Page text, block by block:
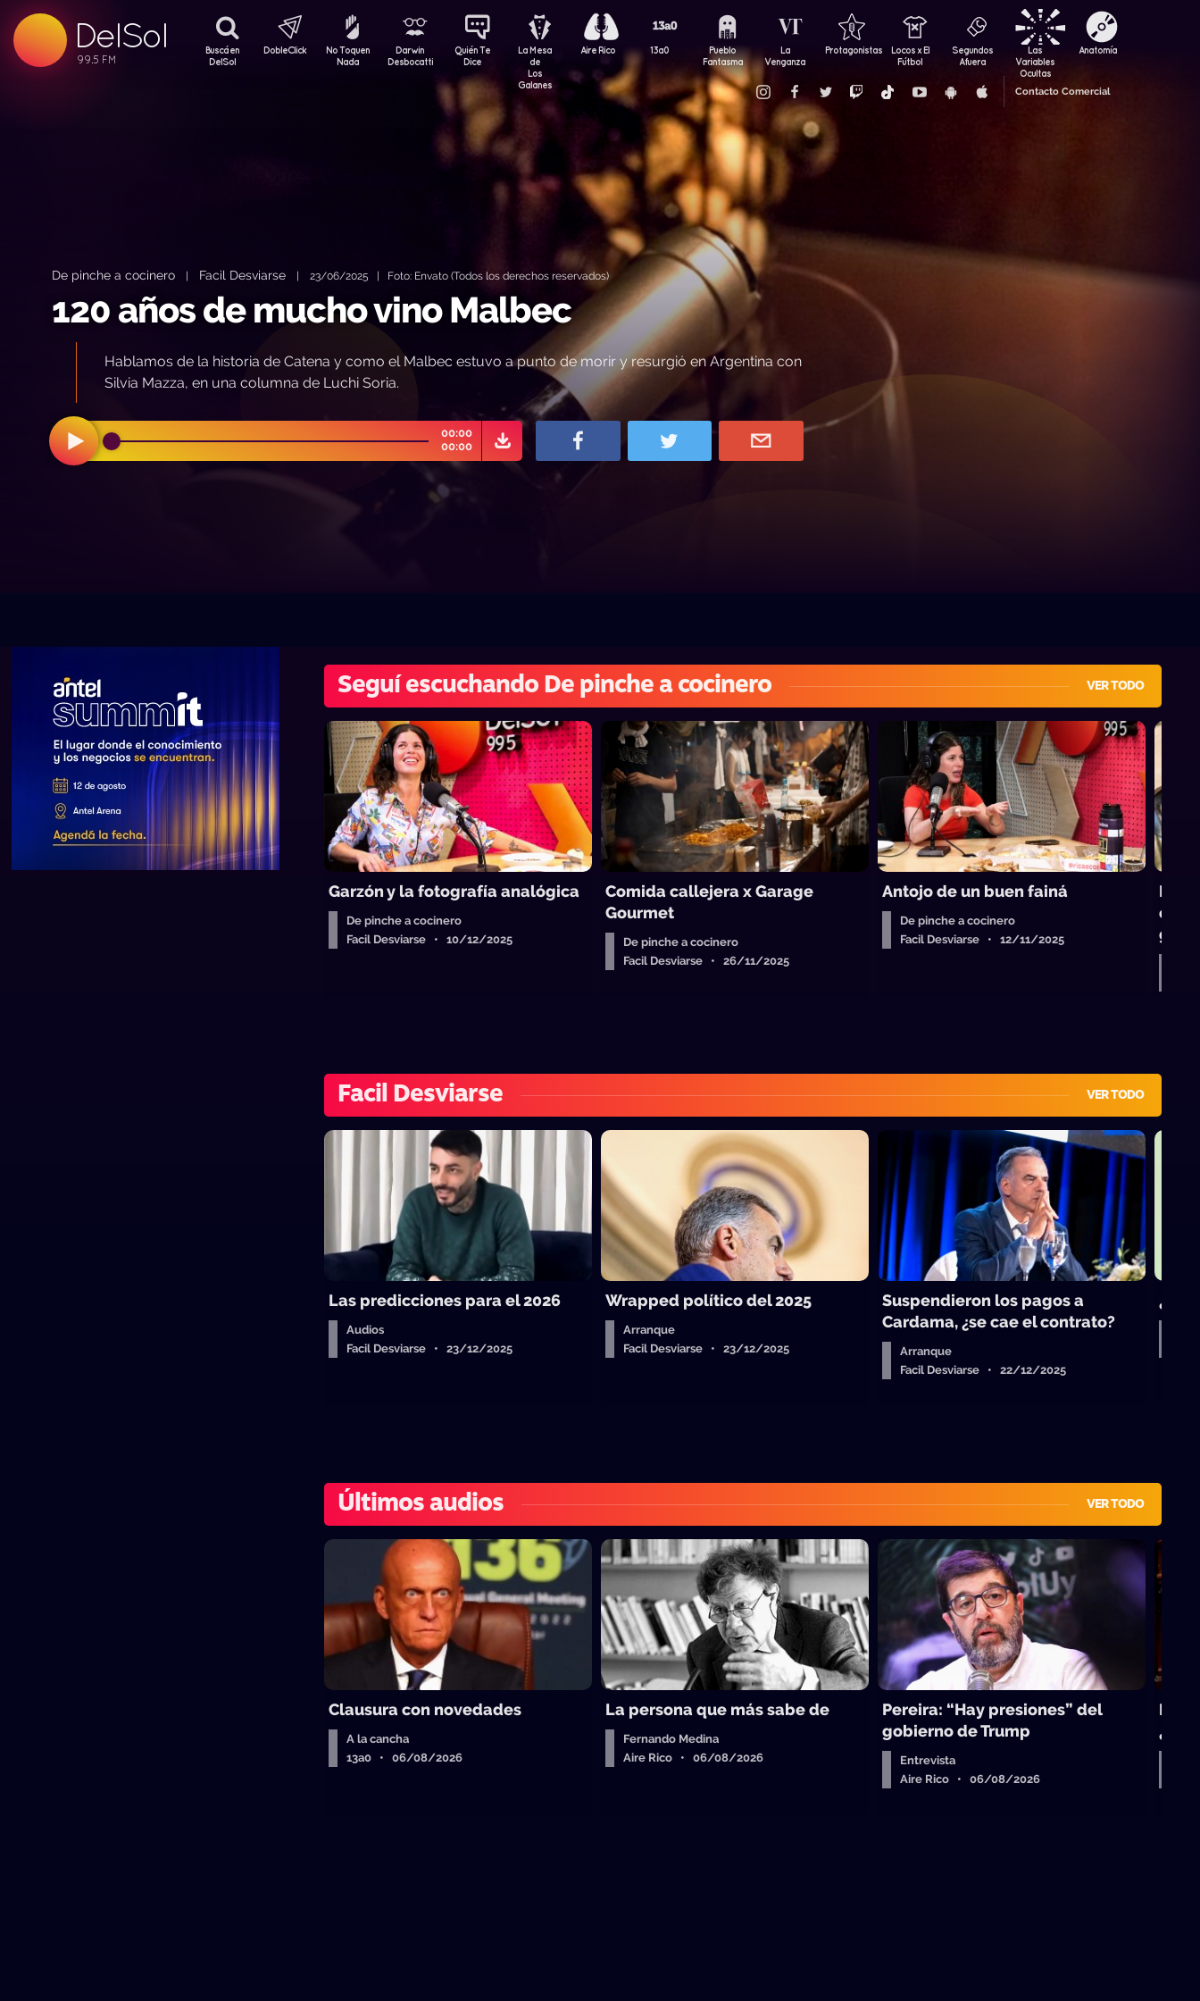
DelSol
99.5 FM
Buscá en
DelSol
DobleClick
No Toquen
Nada
Darwin
Desbocatti
Quién Te
Dice
La Mesa
de
Los
Galanes
Aire Rico 13a0
Pueblo
Fantasma
La
Venganza
Protagonistas
Locos x El
Fútbol
Segundos
Afuera
Las
Variables
Ocultas
Anatomía
Contacto Comercial
De pinche a cocinero| Facil Desviarse | 23/06/2025 | Foto: Envato (Todos los derechos reservados)
120 años de mucho vino Malbec
Hablamos de la historia de Catena y como el Malbec estuvo a punto de morir y resurgió en Argentina con
Silvia Mazza, en una columna de Luchi Soria.
00:00
00:00
Seguí escuchando De pinche a cocinero VER TODO
Garzón y la fotografía analógica
De pinche a cocinero
Facil Desviarse • 10/12/2025
Comida callejera x Garage
Gourmet
De pinche a cocinero
Facil Desviarse • 26/11/2025
Antojo de un buen fainá
De pinche a cocinero
Facil Desviarse • 12/11/2025
La
Facil Desviarse VER TODO
Las predicciones para el 2026
Audios
Facil Desviarse • 23/12/2025
Wrapped político del 2025
Arranque
Facil Desviarse • 23/12/2025
Suspendieron los pagos a
Cardama, ¿se cae el contrato?
Arranque
Facil Desviarse • 22/12/2025
Últimos audios VER TODO
Clausura con novedades
A la cancha
13a0 • 06/08/2026
La persona que más sabe de
Fernando Medina
Aire Rico • 06/08/2026
Pereira: “Hay presiones” del
gobierno de Trump
Entrevista
Aire Rico • 06/08/2026
La